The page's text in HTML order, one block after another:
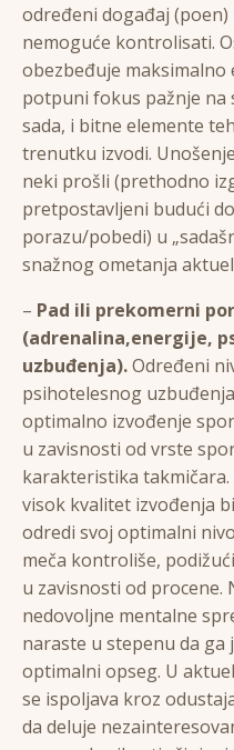
određeni događaj
nemoguće kontrolisati.
obezbeđuje
potpuni fokus pažnje na
sada, i bitne elemente
trenutku izvodi.
neki prošli (prethodno
pretpostavljeni budući
porazu/pobedi) u
snažnog ometanja
– Pad ili prekomerni
(adrenalina,energije,
uzbuđenja).Određeni
psihotelesnog
optimalno izvođenje
u zavisnosti od vrste
karakteristika
visok kvalitet izvođenja
odredi svoj optimalni
meča kontroliše,
u zavisnosti od procene.
nedovoljne mentalne
naraste u stepenu da
optimalni opseg. U
se ispoljava kroz
da deluje